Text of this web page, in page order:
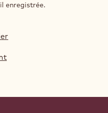
enregistrée.